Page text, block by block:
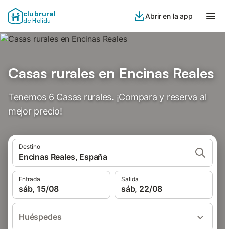
clubrural
de Holidu
Abrir en la app
Casas rurales en Encinas Reales
Tenemos 6 Casas rurales. ¡Compara y reserva al
mejor precio!
Destino
Encinas Reales, España
Entrada
sáb, 15/08
Salida
sáb, 22/08
Huéspedes